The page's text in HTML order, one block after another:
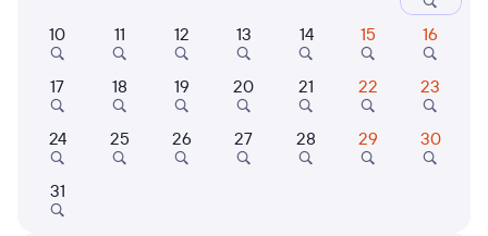
Когда
Кто едет
Найти поезда
10 11 12 13 14 15 16
17 18 19 20 21 22 23
24 25 26 27 28 29 30
31